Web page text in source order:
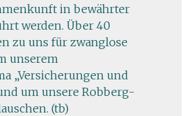
in bewährter
werden. Über 40
zu uns für zwanglose
unserem
„Versicherungen und
um unsere Robberg-
(tb)